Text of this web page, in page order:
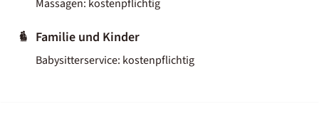
Massagen: kostenpflichtig
Familie und Kinder
Babysitterservice: kostenpflichtig